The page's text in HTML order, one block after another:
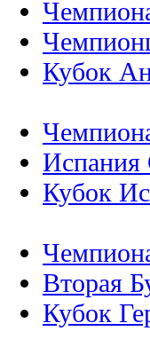
Кубок
Испания
Кубок
Вторая
Кубок